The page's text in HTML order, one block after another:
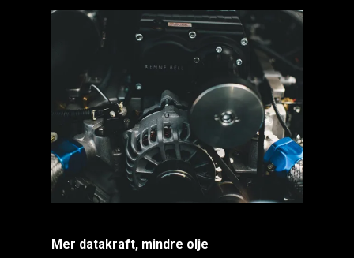
Mer datakraft, mindre olje